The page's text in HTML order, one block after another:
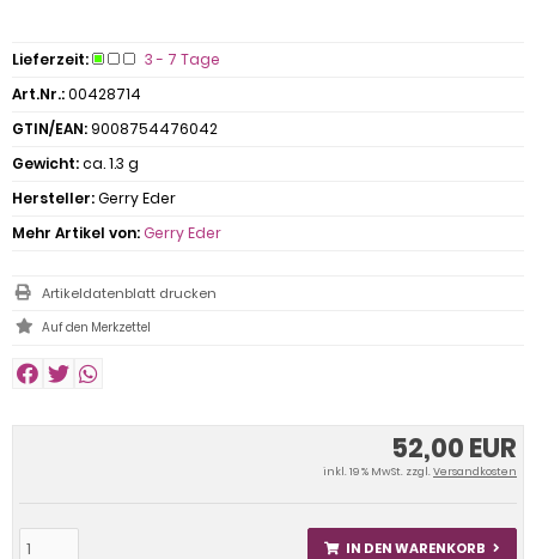
52,00 EUR
inkl. 19 % MwSt. zzgl.Versandkosten
IN DEN WARENKORB
Lieferzeit:
3 - 7 Tage
Art.Nr.:00428714
GTIN/EAN: 9008754476042
Gewicht:ca. 1.3 g
Hersteller:Gerry Eder
Mehr Artikel von: Gerry Eder
Artikeldatenblatt drucken